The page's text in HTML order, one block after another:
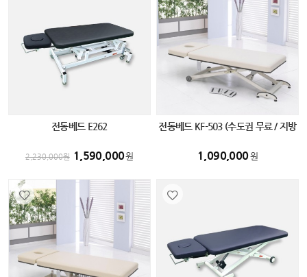
전동베드 E262
2,230,000원 1,590,000원
전동베드 KF-503 (수도권 무료 / 지방
1,090,000원